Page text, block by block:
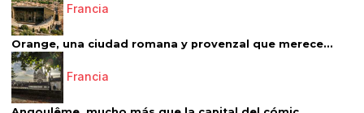
Francia
Orange, una ciudad romana y provenzal que merece...
Francia